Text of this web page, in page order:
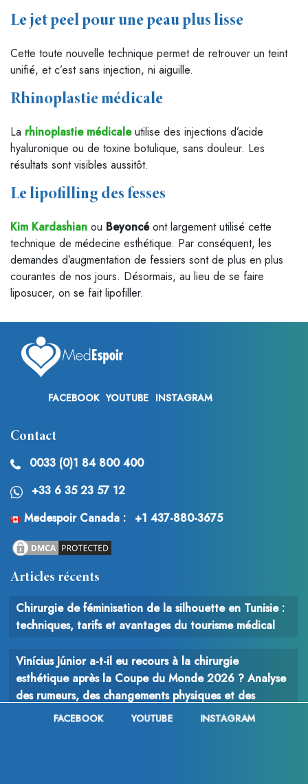
Le jet peel pour une peau plus lisse
Cette toute nouvelle technique permet de retrouver un teint
unifié, et c’est sans injection, ni aiguille.
Rhinoplastie médicale
La rhinoplastie médicaleutilise des injections d’acide
hyaluronique ou de toxine botulique, sans douleur. Les
résultats sont visibles aussitôt.
Le lipofilling des fesses
Kim Kardashian ou Beyoncéont largement utilisé cette
technique de médecine esthétique. Par conséquent, les
demandes d’augmentation de fessiers sont de plus en plus
courantes de nos jours. Désormais, au lieu de se faire
liposucer, on se fait lipofiller.
FACEBOOK YOUTUBE INSTAGRAM
Contact
0033 (0)1 84 800 400
+33 6 35 23 57 12
Medespoir Canada :
+1 437-880-3675
Articles récents
Chirurgie de féminisation de la silhouette en Tunisie :
techniques, tarifs et avantages du tourisme médical
Vinícius Júnior a-t-il eu recours à la chirurgie
esthétique après la Coupe du Monde 2026 ? Analyse
des rumeurs, des changements physiques et des
interventions possibles
FACEBOOK YOUTUBE INSTAGRAM